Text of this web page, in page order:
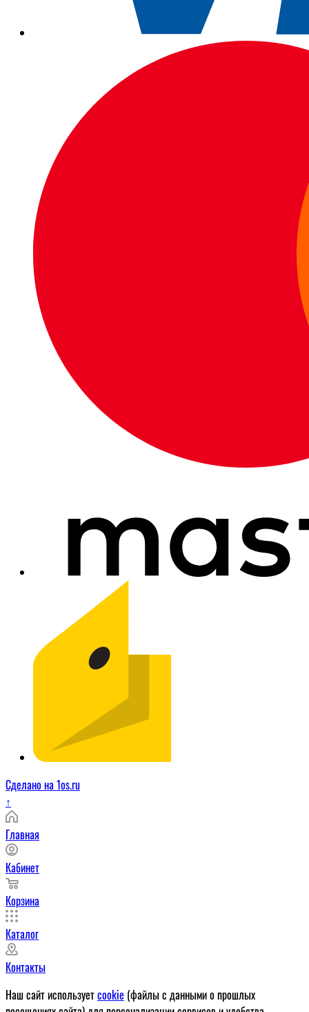
Сделано на 1os.ru
↑
Главная
Кабинет
Корзина
Каталог
Контакты
Наш сайт используетcookie (файлы с данными о прошлых